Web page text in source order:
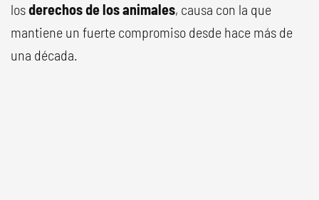
losderechos de los animales, causa con la que
mantiene un fuerte compromiso desde hace más de
una década.